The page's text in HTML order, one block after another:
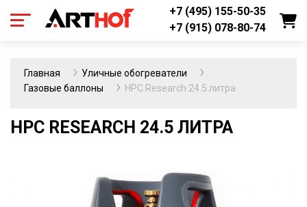
+7 (495) 155-50-35
+7 (915) 078-80-74
Главная
Уличные обогреватели
Газовые баллоны
HPC Research 24.5 литра
HPC RESEARCH 24.5 ЛИТРА